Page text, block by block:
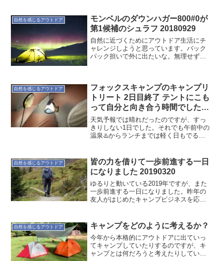
ます。
自然を感じるアウトドア
モンベルのダウンハガー800#0が
第1候補のシュラフ 20180929
自然に近づくためにアウトドア生活にチ
ャレンジしようと思っています。バック
パック担いで外に出たいな。無理せずゆ
ると、寒さをどう防ぐのか...
自然を感じるアウトドア
フォックスキャンプのキャンプリ
トリート 2日目終了 テントにこも
って自分と向き合う時間でした
20190420
天気予報では晴れだったのですが、すっ
きりしない1日でした。それでも午前中の
温泉♨️からランチまでは軽く日もでる感
ではなかった。もうテントにこもって自
分と向き合う時間にし...
自然を感じるアウトドア
皆の力を借りて一歩前進する一日
になりました 20190320
ゆるりと動いている2019年ですが、また
一歩前進する一日になりました。昨年の
友人がはじめたキャンプビジネスを応援
段の生活の慌ただしさをリセットし、自
らのステップアップが...
自然を感じるアウトドア キャンプをどのように考えるか？
今年から本格的にアウトドアに出ていっ
てキャンプしていたりするのですが、キ
ャンプとは何だろうと考えたりしていま